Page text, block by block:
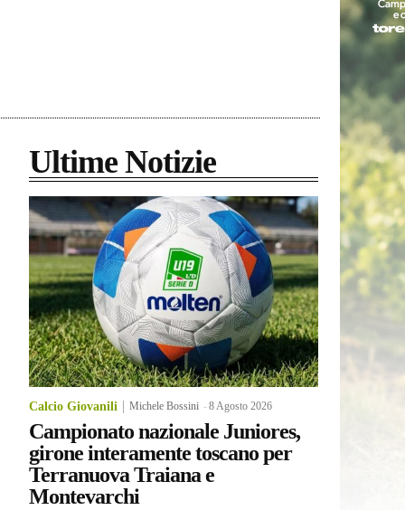
Ultime Notizie
Calcio Giovanili Michele Bossini -8 Agosto 2026
Campionato nazionale Juniores,
girone interamente toscano per
Terranuova Traiana e
Montevarchi